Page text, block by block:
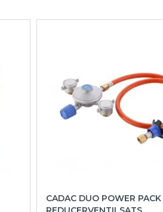
CADAC DUO POWER PACK